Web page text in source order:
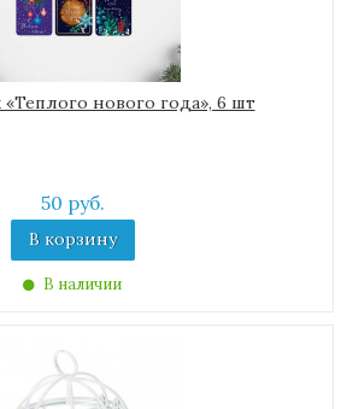
нового года», 6 шт
50 руб.
В корзину
В наличии